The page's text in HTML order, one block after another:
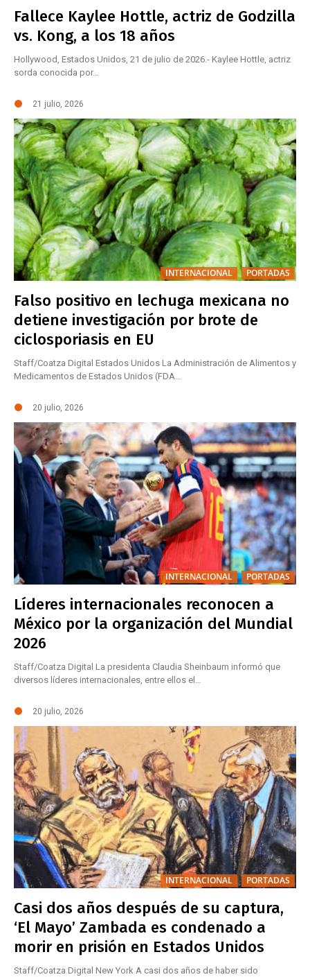
Fallece Kaylee Hottle, actriz de Godzilla
vs. Kong, a los 18 años
Hollywood, Estados Unidos, 21 de julio de 2026.- Kaylee Hottle, actriz
sorda conocida por…
21 julio, 2026
INTERNACIONAL PORTADAS
Falso positivo en lechuga mexicana no
detiene investigación por brote de
ciclosporiasis en EU
Staff/Coatza Digital Estados Unidos La Administración de Alimentos y
Medicamentos de Estados Unidos (FDA…
20 julio, 2026
INTERNACIONAL PORTADAS
Líderes internacionales reconocen a
México por la organización del Mundial
2026
Staff/Coatza Digital La presidenta Claudia Sheinbaum informó que
diversos líderes internacionales, entre ellos el…
20 julio, 2026
INTERNACIONAL PORTADAS
Casi dos años después de su captura,
‘El Mayo’ Zambada es condenado a
morir en prisión en Estados Unidos
Staff/Coatza Digital New York A casi dos años de haber sido